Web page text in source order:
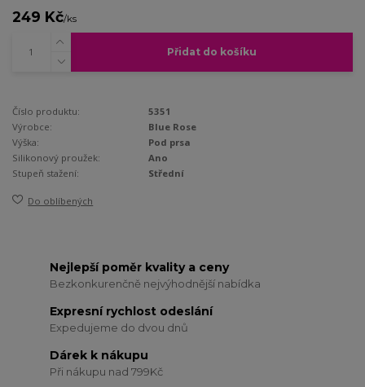
249 Kč/ks
Přidat do košíku
Číslo produktu:
5351
Výrobce:
Blue Rose
Výška:
Pod prsa
Silikonový proužek:
Ano
Stupeň stažení:
Střední
Do oblíbených
Nejlepší poměr kvality a ceny
Bezkonkurenčně nejvýhodnější nabídka
Expresní rychlost odeslání
Expedujeme do dvou dnů
Dárek k nákupu
Při nákupu nad 799Kč